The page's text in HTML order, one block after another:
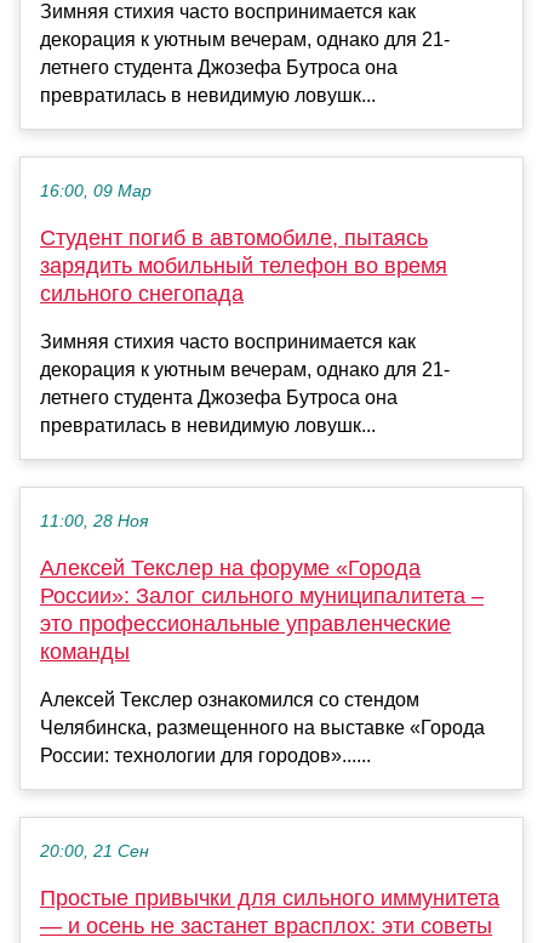
Зимняя стихия часто воспринимается как
декорация к уютным вечерам, однако для 21-
летнего студента Джозефа Бутроса она
превратилась в невидимую ловушк...
16:00, 09 Мар
Студент погиб в автомобиле, пытаясь
зарядить мобильный телефон во время
сильного снегопада
Зимняя стихия часто воспринимается как
декорация к уютным вечерам, однако для 21-
летнего студента Джозефа Бутроса она
превратилась в невидимую ловушк...
11:00, 28 Ноя
Алексей Текслер на форуме «Города
России»: Залог сильного муниципалитета –
это профессиональные управленческие
команды
Алексей Текслер ознакомился со стендом
Челябинска, размещенного на выставке «Города
России: технологии для городов»......
20:00, 21 Сен
Простые привычки для сильного иммунитета
— и осень не застанет врасплох: эти советы